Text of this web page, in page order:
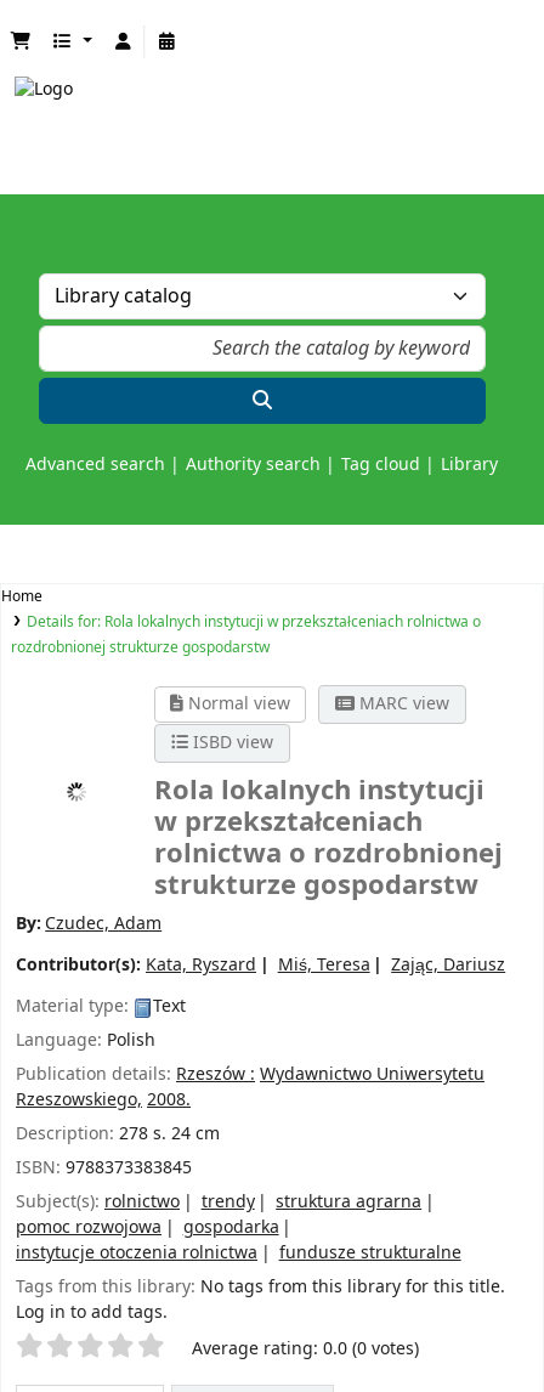
Advanced search Authority search Tag cloud Library
Home
Details for: Rola lokalnych instytucji w przekształceniach rolnictwa o
rozdrobnionej strukturze gospodarstw
Normal view
MARC view
ISBD view
Rola lokalnych instytucji
w przekształceniach
rolnictwa o rozdrobnionej
strukturze gospodarstw
By: Czudec, Adam
Contributor(s): Kata, Ryszard Miś, Teresa
Zając, Dariusz
Material type:
Text
Language: Polish
Publication details: Rzeszów :Wydawnictwo Uniwersytetu
Rzeszowskiego,2008.
Description: 278 s. 24 cm
ISBN: 9788373383845
Subject(s): rolnictwo trendy
struktura agrarna
pomoc rozwojowa
gospodarka
instytucje otoczenia rolnictwa
fundusze strukturalne
Tags from this library: No tags from this library for this title.
Log in to add tags.
Star ratings Average rating: 0.0 (0 votes)